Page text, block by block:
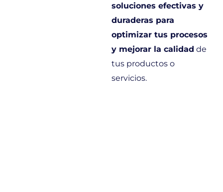
soluciones efectivas y
duraderas para
optimizar tus procesos
y mejorar la calidad de
tus productos o
servicios.